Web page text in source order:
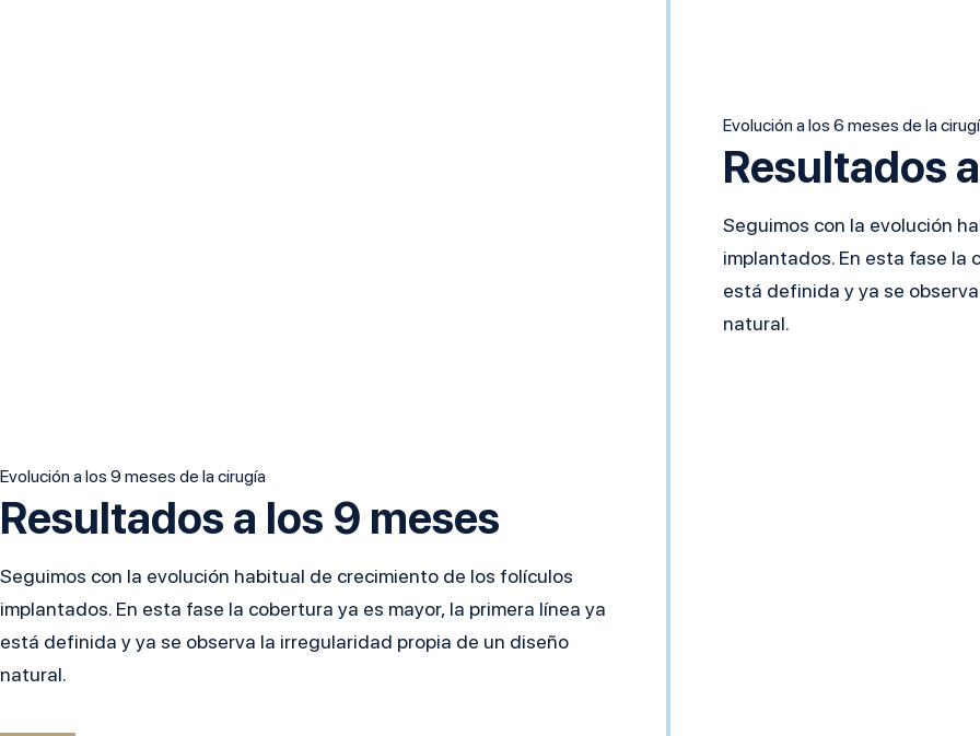
Evolución a los 6 meses de la
Resultados
Seguimos con la evolución
implantados. En esta fase la
está definida y ya se
natural.
Evolución a los 9 meses de la cirugía
Resultados a los 9 meses
Seguimos con la evolución habitual de crecimiento de los folículos
implantados. En esta fase la cobertura ya es mayor, la primera línea ya
está definida y ya se observa la irregularidad propia de un diseño
natural.